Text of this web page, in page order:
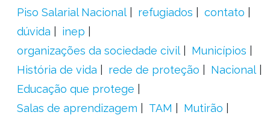
Piso Salarial Nacional
refugiados
contato
dúvida
inep
organizações da sociedade civil
Municípios
História de vida
rede de proteção
Nacional
Educação que protege
Salas de aprendizagem
TAM
Mutirão